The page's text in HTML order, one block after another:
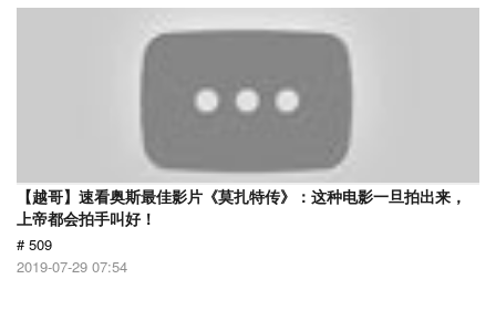
【越哥】速看奥斯最佳影片《莫扎特传》：这种电影一旦拍出来，
上帝都会拍手叫好！
# 509
2019-07-29 07:54